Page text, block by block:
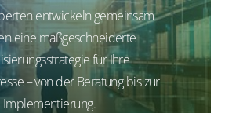
entwickeln gemeinsam
eine maßgeschneiderte
für Ihre
– von der Beratung bis zur
Implementierung.